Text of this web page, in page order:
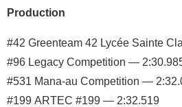
Production
#42 Greenteam 42 Lycée Sainte
#96 Legacy Competition —
#531 Mana-au Competition —
#199 ARTEC #199 — 2:32.519